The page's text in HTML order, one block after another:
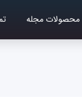
محصولات مجله